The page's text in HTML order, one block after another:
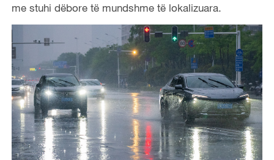
me stuhi dëbore të mundshme të lokalizuara.